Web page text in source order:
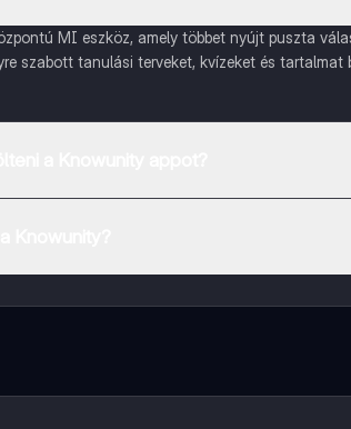
MI eszköz, amely többet nyújt puszta
szabott tanulási terveket, kvízeket és